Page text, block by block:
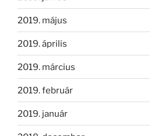
2019. május
2019. április
2019. március
2019. február
2019. január